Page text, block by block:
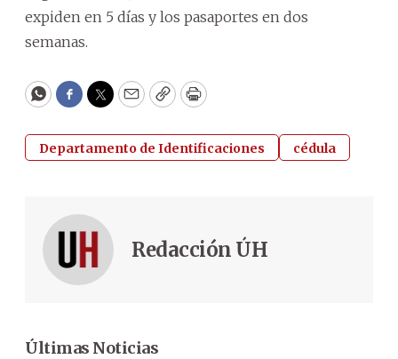
expiden en 5 días y los pasaportes en dos
semanas.
WhatsApp
Facebook
Twitter
EmailCopyPrint
Departamento de Identificaciones cédula
Redacción ÚH
Últimas Noticias